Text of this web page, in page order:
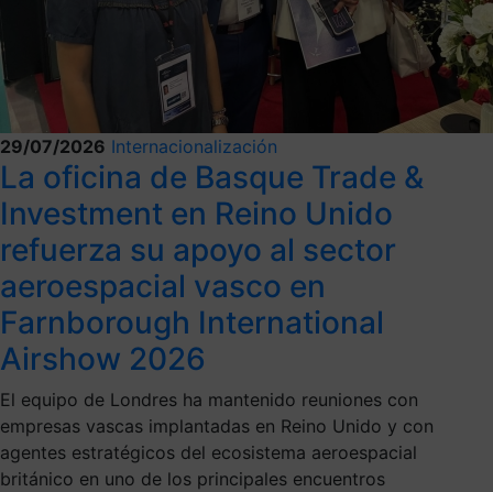
29/07/2026 Internacionalización
La oficina de Basque Trade &
Investment en Reino Unido
refuerza su apoyo al sector
aeroespacial vasco en
Farnborough International
Airshow 2026
El equipo de Londres ha mantenido reuniones con
empresas vascas implantadas en Reino Unido y con
agentes estratégicos del ecosistema aeroespacial
británico en uno de los principales encuentros